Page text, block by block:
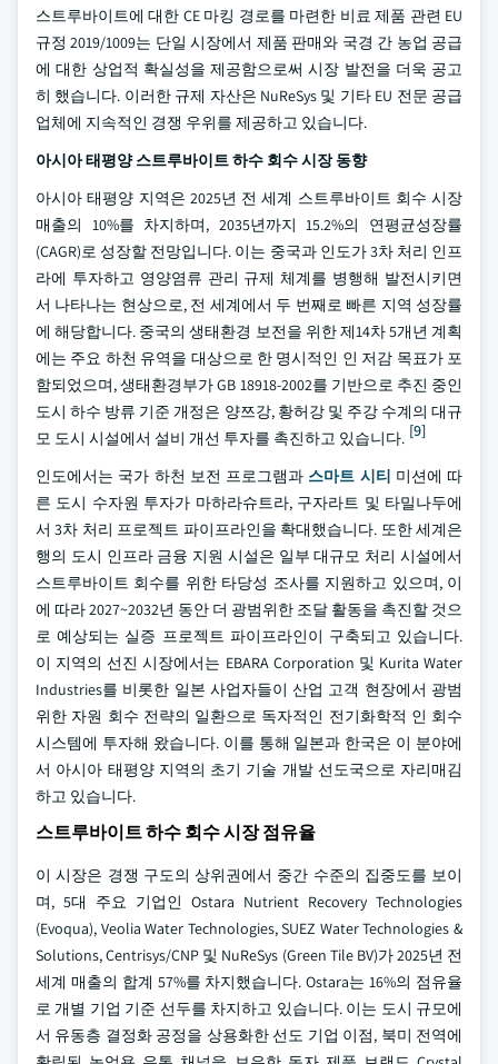
스트루바이트에 대한 CE 마킹 경로를 마련한 비료 제품 관련 EU
규정 2019/1009는 단일 시장에서 제품 판매와 국경 간 농업 공급
에 대한 상업적 확실성을 제공함으로써 시장 발전을 더욱 공고
히 했습니다. 이러한 규제 자산은 NuReSys 및 기타 EU 전문 공급
업체에 지속적인 경쟁 우위를 제공하고 있습니다.
아시아 태평양 스트루바이트 하수 회수 시장 동향
아시아 태평양 지역은 2025년 전 세계 스트루바이트 회수 시장
매출의 10%를 차지하며, 2035년까지 15.2%의 연평균성장률
(CAGR)로 성장할 전망입니다. 이는 중국과 인도가 3차 처리 인프
라에 투자하고 영양염류 관리 규제 체계를 병행해 발전시키면
서 나타나는 현상으로, 전 세계에서 두 번째로 빠른 지역 성장률
에 해당합니다. 중국의 생태환경 보전을 위한 제14차 5개년 계획
에는 주요 하천 유역을 대상으로 한 명시적인 인 저감 목표가 포
함되었으며, 생태환경부가 GB 18918-2002를 기반으로 추진 중인
도시 하수 방류 기준 개정은 양쯔강, 황허강 및 주강 수계의 대규
모 도시 시설에서 설비 개선 투자를 촉진하고 있습니다. [9]
인도에서는 국가 하천 보전 프로그램과 스마트 시티 미션에 따
른 도시 수자원 투자가 마하라슈트라, 구자라트 및 타밀나두에
서 3차 처리 프로젝트 파이프라인을 확대했습니다. 또한 세계은
행의 도시 인프라 금융 지원 시설은 일부 대규모 처리 시설에서
스트루바이트 회수를 위한 타당성 조사를 지원하고 있으며, 이
에 따라 2027~2032년 동안 더 광범위한 조달 활동을 촉진할 것으
로 예상되는 실증 프로젝트 파이프라인이 구축되고 있습니다.
이 지역의 선진 시장에서는 EBARA Corporation 및 Kurita Water
Industries를 비롯한 일본 사업자들이 산업 고객 현장에서 광범
위한 자원 회수 전략의 일환으로 독자적인 전기화학적 인 회수
시스템에 투자해 왔습니다. 이를 통해 일본과 한국은 이 분야에
서 아시아 태평양 지역의 초기 기술 개발 선도국으로 자리매김
하고 있습니다.
스트루바이트 하수 회수 시장 점유율
이 시장은 경쟁 구도의 상위권에서 중간 수준의 집중도를 보이
며, 5대 주요 기업인 Ostara Nutrient Recovery Technologies
(Evoqua), Veolia Water Technologies, SUEZ Water Technologies &
Solutions, Centrisys/CNP 및 NuReSys (Green Tile BV)가 2025년 전
세계 매출의 합계 57%를 차지했습니다. Ostara는 16%의 점유율
로 개별 기업 기준 선두를 차지하고 있습니다. 이는 도시 규모에
서 유동층 결정화 공정을 상용화한 선도 기업 이점, 북미 전역에